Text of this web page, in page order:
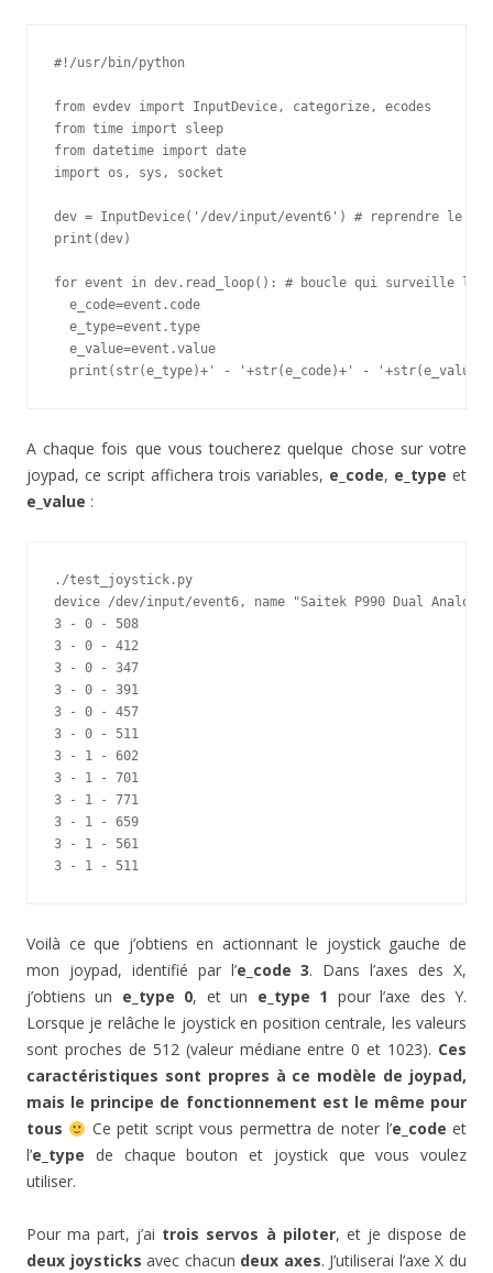
#!/usr/bin/python
from evdev import InputDevice, categorize, ecodes
from time import sleep
from datetime import date
import os, sys, socket
dev = InputDevice('/dev/input/event6') # reprendre le
print(dev)
for event in dev.read_loop(): # boucle qui surveille
  e_code=event.code
  e_type=event.type
  e_value=event.value
  print(str(e_type)+' - '+str(e_code)+' - '+str(e_value))
A chaque fois que vous toucherez quelque chose sur votre
joypad, ce script affichera trois variables, e_code, e_type et
e_value :
./test_joystick.py
device /dev/input/event6, name "Saitek P990 Dual Analog
3 - 0 - 508
3 - 0 - 412
3 - 0 - 347
3 - 0 - 391
3 - 0 - 457
3 - 0 - 511
3 - 1 - 602
3 - 1 - 701
3 - 1 - 771
3 - 1 - 659
3 - 1 - 561
3 - 1 - 511
Voilà ce que j’obtiens en actionnant le joystick gauche de
mon joypad, identifié par l’e_code 3. Dans l’axes des X,
j’obtiens un e_type 0, et un e_type 1 pour l’axe des Y.
Lorsque je relâche le joystick en position centrale, les valeurs
sont proches de 512 (valeur médiane entre 0 et 1023). Ces
caractéristiques sont propres à ce modèle de joypad,
mais le principe de fonctionnement est le même pour
tous
Ce petit script vous permettra de noter l’e_code et
l’e_type de chaque bouton et joystick que vous voulez
utiliser.
Pour ma part, j’ai trois servos à piloter, et je dispose de
deux joysticks avec chacun deux axes. J’utiliserai l’axe X du